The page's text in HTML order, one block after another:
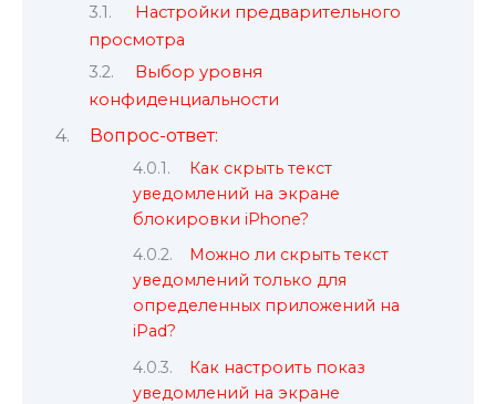
Настройки предварительного
просмотра
Выбор уровня
конфиденциальности
Вопрос-ответ:
Как скрыть текст
уведомлений на экране
блокировки iPhone?
Можно ли скрыть текст
уведомлений только для
определенных приложений на
iPad?
Как настроить показ
уведомлений на экране